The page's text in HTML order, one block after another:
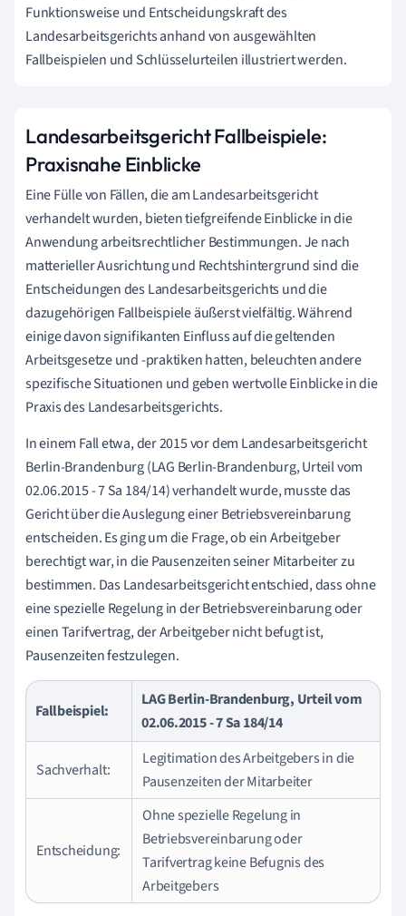
Funktionsweise und Entscheidungskraft des
Landesarbeitsgerichts anhand von ausgewählten
Fallbeispielen und Schlüsselurteilen illustriert werden.
Landesarbeitsgericht Fallbeispiele:
Praxisnahe Einblicke
Eine Fülle von Fällen, die am Landesarbeitsgericht
verhandelt wurden, bieten tiefgreifende Einblicke in die
Anwendung arbeitsrechtlicher Bestimmungen. Je nach
matterieller Ausrichtung und Rechtshintergrund sind die
Entscheidungen des Landesarbeitsgerichts und die
dazugehörigen Fallbeispiele äußerst vielfältig. Während
einige davon signifikanten Einfluss auf die geltenden
Arbeitsgesetze und -praktiken hatten, beleuchten andere
spezifische Situationen und geben wertvolle Einblicke in die
Praxis des Landesarbeitsgerichts.
In einem Fall etwa, der 2015 vor dem Landesarbeitsgericht
Berlin-Brandenburg (LAG Berlin-Brandenburg, Urteil vom
02.06.2015 - 7 Sa 184/14) verhandelt wurde, musste das
Gericht über die Auslegung einer Betriebsvereinbarung
entscheiden. Es ging um die Frage, ob ein Arbeitgeber
berechtigt war, in die Pausenzeiten seiner Mitarbeiter zu
bestimmen. Das Landesarbeitsgericht entschied, dass ohne
eine spezielle Regelung in der Betriebsvereinbarung oder
einen Tarifvertrag, der Arbeitgeber nicht befugt ist,
Pausenzeiten festzulegen.
Fallbeispiel:
LAG Berlin-Brandenburg, Urteil vom
02.06.2015 - 7 Sa 184/14
Sachverhalt:
Legitimation des Arbeitgebers in die
Pausenzeiten der Mitarbeiter
Entscheidung:
Ohne spezielle Regelung in
Betriebsvereinbarung oder
Tarifvertrag keine Befugnis des
Arbeitgebers